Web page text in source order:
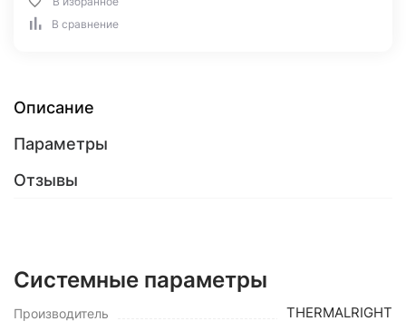
В сравнение
Описание
Параметры
Отзывы
Системные параметры
Производитель THERMALRIGHT